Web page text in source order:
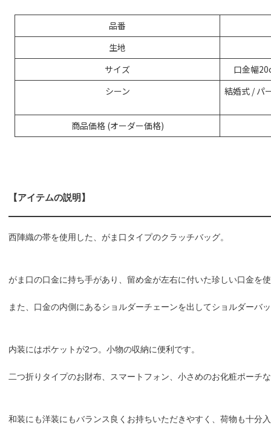
品番
生地
サイズ
口金幅
シーン
結婚式 / パ
商品価格 (オーダー価格)
【アイテムの説明】
西陣織の帯を使用した、がま口タイプのクラッチバッグ。
がま口の口金に持ち手があり、留め金が左右に付いた珍しい口金を
また、口金の内側にあるショルダーチェーンを出してショルダーバ
内装にはポケットが2つ。小物の収納に便利です。
二つ折りタイプのお財布、スマートフォン、小さめのお化粧ポーチ
和装にも洋装にもバランス良くお持ちいただきやすく、荷物も十分